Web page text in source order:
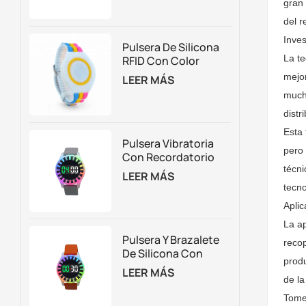
Pulsera De Silicona
RFID Con Color
Personalizado
Ajustable
LEER MÁS
Pulsera Vibratoria
Con Recordatorio
De Cuenta
Regresiva RFID Para
LEER MÁS
Pulsera Y Brazalete
De Silicona Con
Temporizador RFID Y
Luces LED, Con
LEER MÁS
gran
del
La
Esta
pero
La
de la